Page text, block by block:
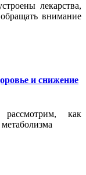
лекарства,
внимание
и снижение
как